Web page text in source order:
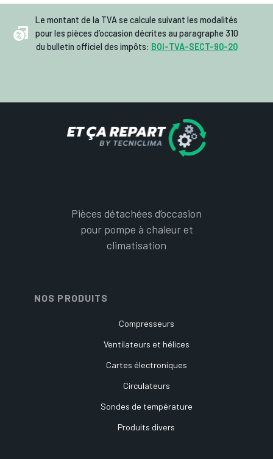
Le montant de la TVA se calcule suivant les modalités
pour les pièces d’occasion décrites au paragraphe 310
du bulletin officiel des impôts: BOI-TVA-SECT-90-20
Pièces détachées d’occasion
pour pompe à chaleur et
climatisation
NOS PRODUITS
Compresseurs
Ventilateurs et hélices
Cartes électroniques
Circulateurs
Sondes de température
Produits divers